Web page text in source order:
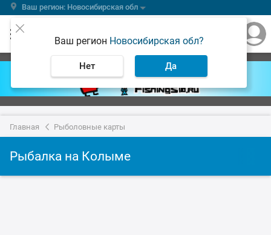
Ваш регион: Новосибирская обл
Ваш регион Новосибирская обл?
Нет Да
Главная Рыболовные карты
Рыбалка на Колыме